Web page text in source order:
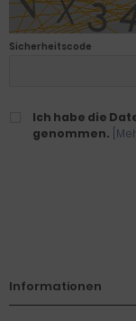
Sicherheitscode
Ich habe die
genommen.
Informationen